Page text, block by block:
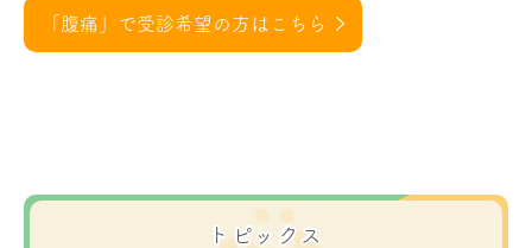
「腹痛」で受診希望の方はこちら
トピックス